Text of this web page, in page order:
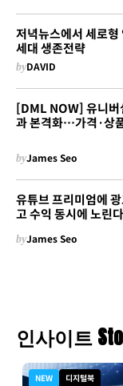
저녁뉴스에서 세로
세대 생존전략
byDAVID
[DML NOW] 유니
과 본격화…가격·상
byJames Seo
유튜브 프리미엄에
고 수익 동시에 노린다
byJames Seo
인사이트
NEW 디지털북